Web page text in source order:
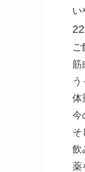
い
ご
筋
体
今
そ
飲
薬